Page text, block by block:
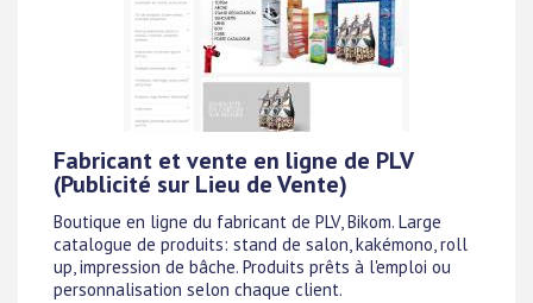
Fabricant et vente en ligne de PLV
(Publicité sur Lieu de Vente)
Boutique en ligne du fabricant de PLV, Bikom. Large
catalogue de produits: stand de salon, kakémono, roll
up, impression de bâche. Produits prêts à l'emploi ou
personnalisation selon chaque client.